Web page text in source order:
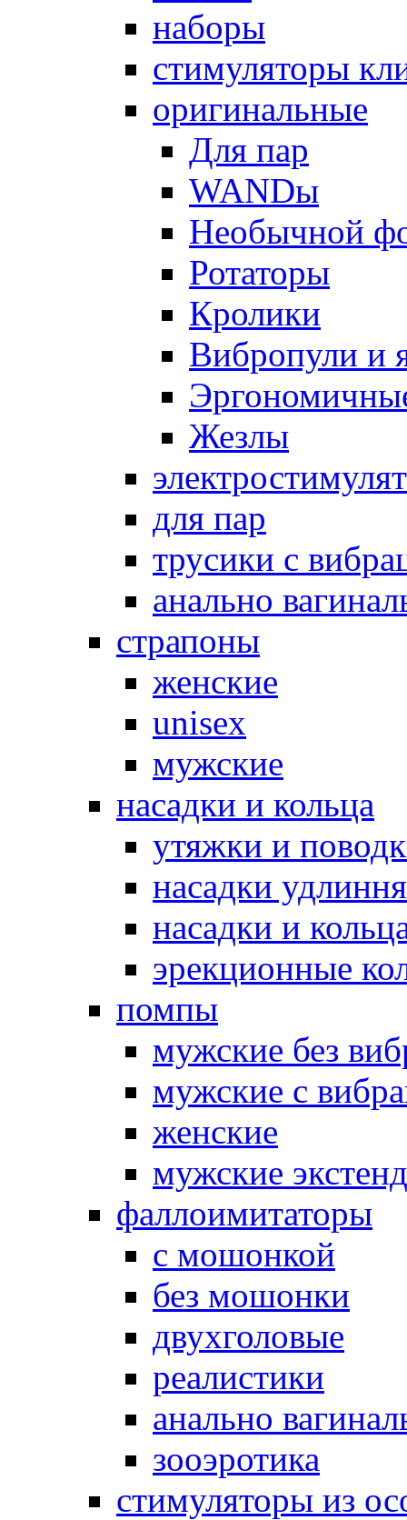
наборы
стимуляторы
оригинальные
Для пар
WANDы
Необычной
Ротаторы
Кролики
Вибропули и
Жезлы
для пар
трусики с
анально
страпоны
женские
unisex
мужские
насадки и кольца
утяжки и
насадки
насадки и
эрекционные
помпы
мужские без
мужские с
женские
мужские
фаллоимитаторы
с мошонкой
без мошонки
двухголовые
реалистики
анально
зооэротика
стимуляторы из